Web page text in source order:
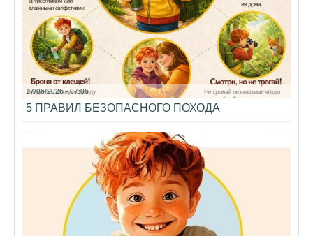
17/06/2026 - 07:06
5 ПРАВИЛ БЕЗОПАСНОГО ПОХОДА